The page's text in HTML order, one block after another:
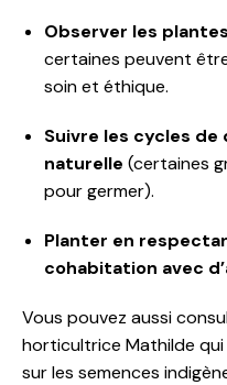
Observer les
certaines peuvent
soin et éthique.
Suivre les cycles de
naturelle (certaines
pour germer).
Planter en
cohabitation avec
Vous pouvez aussi
horticultrice Mathilde
sur les semences